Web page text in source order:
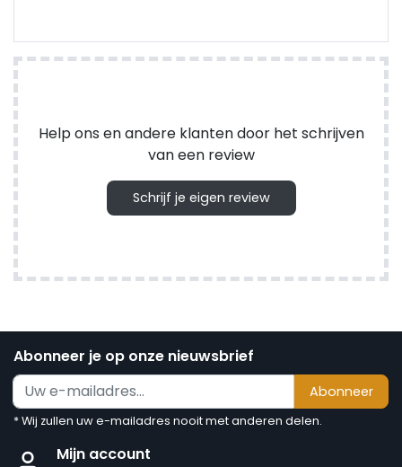
Help ons en andere klanten door het schrijven
van een review
Schrijf je eigen review
Abonneer je op onze nieuwsbrief
Abonneer
* Wij zullen uw e-mailadres nooit met anderen delen.
Mijn account